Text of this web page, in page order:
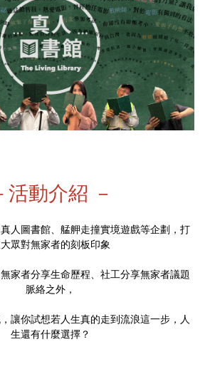
活動介紹 －
人圖書館、艋舺走撞實境遊戲等企劃，打
眾對無家者的刻板印象
家者分享生命歷程、社工分享無家者議題
脈絡之外，
讓你試想若人生真的走到流浪這一步，人
生還有什麼選擇？